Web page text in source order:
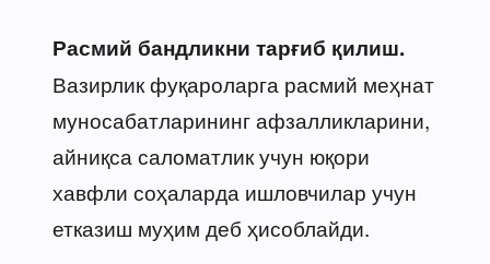
Расмий бандликни тарғиб қилиш.
Вазирлик фуқароларга расмий меҳнат
муносабатларининг афзалликларини,
айниқса саломатлик учун юқори
хавфли соҳаларда ишловчилар учун
етказиш муҳим деб ҳисоблайди.